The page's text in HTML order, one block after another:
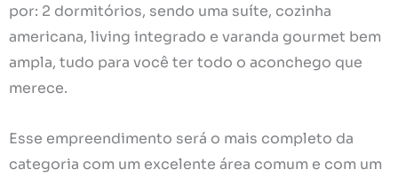
por: 2 dormitórios, sendo uma suíte, cozinha
americana, living integrado e varanda gourmet bem
ampla, tudo para você ter todo o aconchego que
merece.
Esse empreendimento será o mais completo da
categoria com um excelente área comum e com um